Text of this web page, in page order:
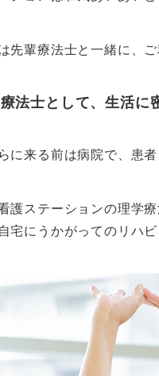
先輩療法士と一緒に、
法士として、生活に
に来る前は病院で、患
護ステーションの理学
宅にうかがってのリハ